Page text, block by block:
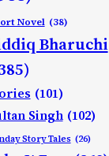
Novel (38)
Bharuchi
(101)
Singh (102)
Story Tales (26)